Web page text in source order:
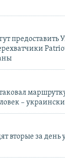
предоставить
–
вторые за день